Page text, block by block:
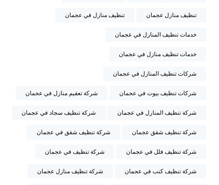
تنظيف منازل عجمان تنظيف منازل في عجمان
خدمات تنظيف المنازل في عجمان
خدمات تنظيف منازل في عجمان
شركات تنظيف المنازل في عجمان
شركات تنظيف بيوت في عجمان شركة تعقيم منازل في عجمان
شركة تنظيف المنازل في عجمان شركة تنظيف سجاد في عجمان
شركة تنظيف شقق عجمان شركة تنظيف شقق في عجمان
شركة تنظيف فلل في عجمان شركة تنظيف في عجمان
شركة تنظيف كنب في عجمان شركة تنظيف منازل عجمان